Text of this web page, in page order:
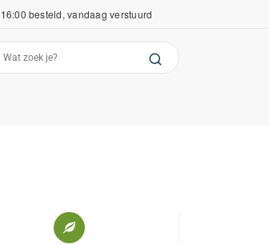
besteld, vandaag verstuurd